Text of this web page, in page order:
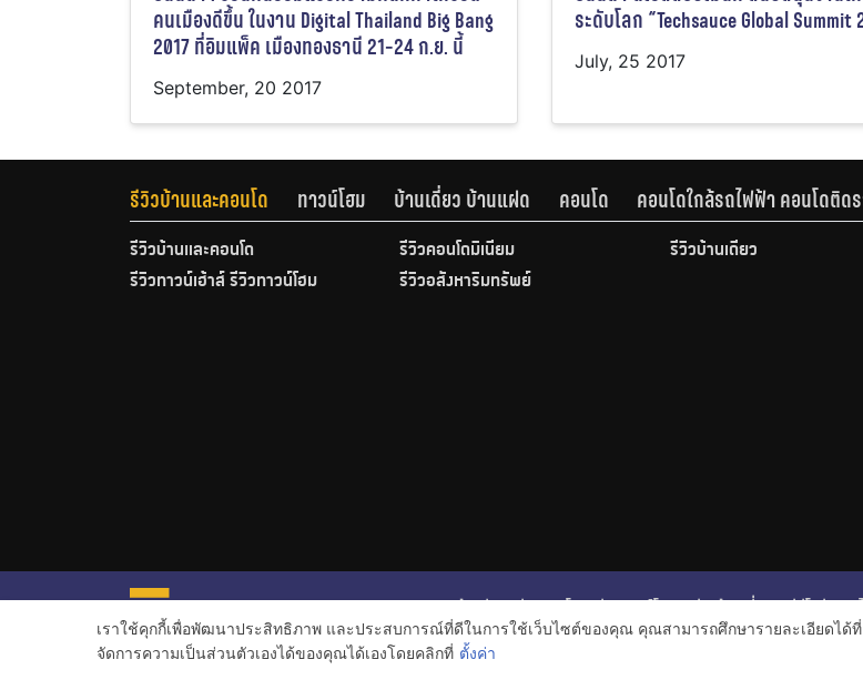
คนเมืองดีขึ้น ในงาน Digital Thailand Big Bang
2017 ที่อิมแพ็ค เมืองทองธานี 21-24 ก.ย. นี้
September, 20 2017
ระดับโลก “Techsauce Global Summit
July, 25 2017
รีวิวบ้านและคอนโด ทาวน์โฮม บ้านเดี่ยว บ้านแฝด คอนโด คอนโดใกล้รถไฟฟ้า คอนโดติด
รีวิวบ้านและคอนโด รีวิวคอนโดมิเนียม
รีวิวบ้านเดี่ยว
รีวิวทาวน์เฮ้าส์ รีวิวทาวน์โฮม
รีวิวอสังหาริมทรัพย์
หน้าหลัก รีวิวคอนโด รีวิวทาวน์โฮม รีวิวบ้านเดี่ยว วีดีโอรีวิว
ข่าวอสังหาริมทรัพย์
โปรโมชั่นบ้านและคอนโด
เราใช้คุกกี้เพื่อพัฒนาประสิทธิภาพ และประสบการณ์ที่ดีในการใช้เว็บไซต์ของคุณ คุณสามารถศึกษารายละเอียดได้ที่
จัดการความเป็นส่วนตัวเองได้ของคุณได้เองโดยคลิกที่ ตั้งค่า